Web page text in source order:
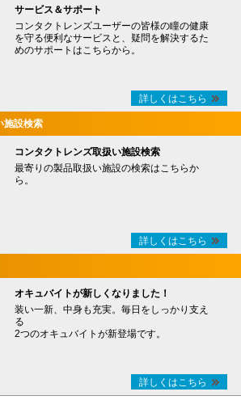
サービス＆サポート
コンタクトレンズユーザーの皆様の瞳の健康
を守る便利なサービスと、疑問を解決するた
めのサポートはこちらから。
詳しくはこちら
施設検索
コンタクトレンズ取扱い施設検索
最寄りの製品取扱い施設の検索はこちらか
ら。
詳しくはこちら
オキュバイトが新しくなりました！
装い一新、中身も充実。毎日をしっかり支え
る
2つのオキュバイトが新登場です。
詳しくはこちら